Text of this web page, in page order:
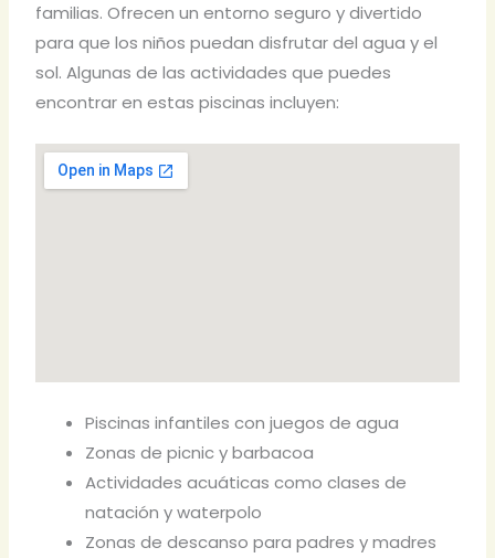
familias. Ofrecen un entorno seguro y divertido
para que los niños puedan disfrutar del agua y el
sol. Algunas de las actividades que puedes
encontrar en estas piscinas incluyen:
Piscinas infantiles con juegos de agua
Zonas de picnic y barbacoa
Actividades acuáticas como clases de
natación y waterpolo
Zonas de descanso para padres y madres